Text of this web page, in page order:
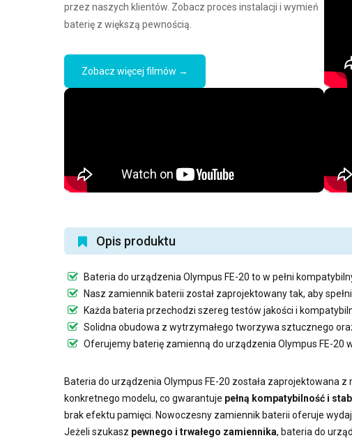
przez naszych klientów. Zobacz proces instalacji i wymień
baterię z większą pewnością.
Zobacz więcej filmów →
Opis produktu
Bateria do urządzenia Olympus FE-20 to w pełni
Nasz zamiennik baterii został zaprojektowany tak, aby
Każda bateria przechodzi szereg testów jakości i
Solidna obudowa z wytrzymałego tworzywa sztucznego
Oferujemy baterię zamienną do urządzenia Olympus FE-20
Bateria do urządzenia Olympus FE-20 została zaprojektowana z
konkretnego modelu, co gwarantuje pełną kompatybilność i
brak efektu pamięci. Nowoczesny zamiennik baterii oferuje
Jeżeli szukasz pewnego i trwałego zamiennika, bateria do